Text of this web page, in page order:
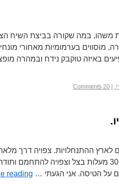
משהו, במה שקורה בביצת השיח
מוסווים בערמומיות מאחורי
באיזה טוקבק נידח ובמהרה
20 Comments
לארץ ההתנחלויות. צפויה דרך
תכינו את שקיות ההקאה, הטמפרטורה בת"א 30 מעלות בצל וצפויה
על הטיסה. אני הגעתי … reading